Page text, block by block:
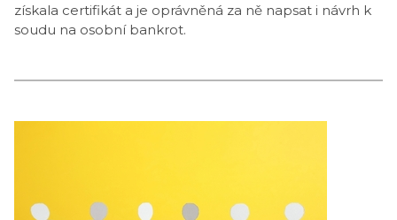
získala certifikát a je oprávněná za ně napsat i návrh k
soudu na osobní bankrot.